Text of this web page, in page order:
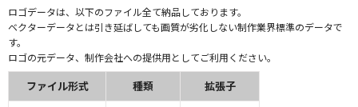
ロゴデータは、以下のファイル全て納品しております。
ベクターデータとは引き延ばしても画質が劣化しない制作業界標準のデータで
す。
ロゴの元データ、制作会社への提供用としてご利用ください。
ファイル形式 種類
拡張子